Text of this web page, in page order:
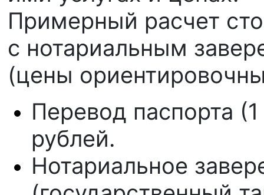
Примерный расчет
с нотариальным
(цены
Перевод паспорта
рублей.
Нотариальное